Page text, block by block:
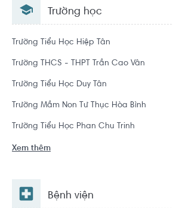
Trường học
Trường Tiểu Học Hiệp Tân
Trường THCS - THPT Trần Cao Vân
Trường Tiểu Học Duy Tân
Trường Mầm Non Tư Thục Hòa Bình
Trường Tiểu Học Phan Chu Trinh
Xem thêm
Bệnh viện